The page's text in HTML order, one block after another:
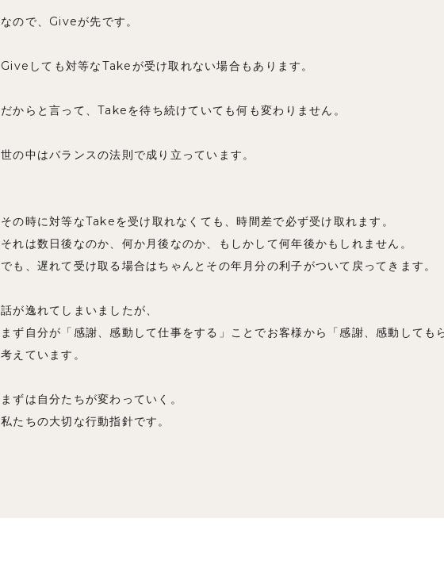
なので、Giveが先です。
Giveしても対等なTakeが受け取れない場合もあります。
だからと言って、Takeを待ち続けていても何も変わりません。
世の中はバランスの法則で成り立っています。
その時に対等なTakeを受け取れなくても、時間差で必ず受け取れます。
それは数日後なのか、何か月後なのか、もしかして何年後かもしれません。
でも、遅れて受け取る場合はちゃんとその年月分の利子がついて戻ってきます。
話が逸れてしまいましたが、
まず自分が「感謝、感動して仕事をする」ことでお客様から「感謝、感動しても
考えています。
まずは自分たちが変わっていく。
私たちの大切な行動指針です。